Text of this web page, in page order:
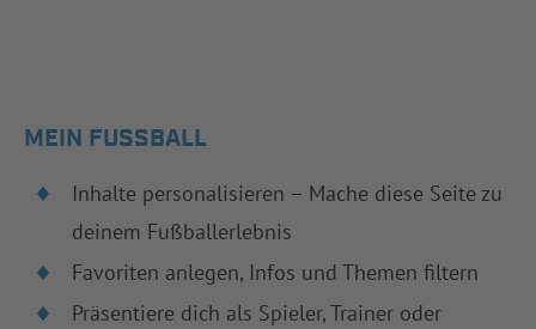
MEIN FUSSBALL
Inhalte personalisieren – Mache diese Seite zu
deinem Fußballerlebnis
Favoriten anlegen, Infos und Themen filtern
Präsentiere dich als Spieler, Trainer oder